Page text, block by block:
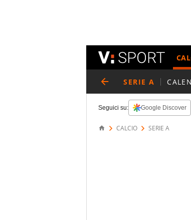
SERIE A
Seguici su: Google Discover
CALCIO SERIE A